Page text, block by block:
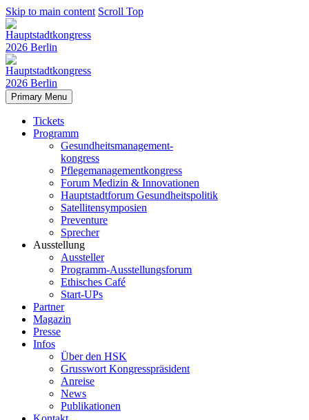
Skip to main content Scroll Top
Primary Menu
Tickets
Programm
Gesundheitsmanagement-
kongress
Pflegemanagementkongress
Forum Medizin & Innovationen
Hauptstadtforum Gesundheitspolitik
Satellitensymposien
Preventure
Sprecher
Ausstellung
Aussteller
Programm-Ausstellungsforum
Ethisches Café
Start-UPs
Partner
Magazin
Presse
Infos
Über den HSK
Grusswort Kongresspräsident
Anreise
News
Publikationen